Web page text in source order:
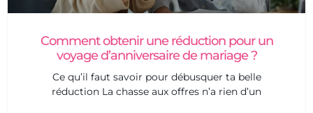
Comment obtenir une réduction pour un
voyage d’anniversaire de mariage ?
Ce qu’il faut savoir pour débusquer ta belle
réduction La chasse aux offres n’a rien d’un